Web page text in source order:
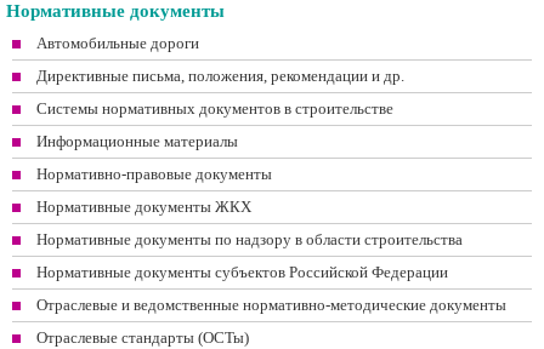
Нормативные документы
Автомобильные дороги
Директивные письма, положения, рекомендации и др.
Системы нормативных документов в строительстве
Информационные материалы
Нормативно-правовые документы
Нормативные документы ЖКХ
Нормативные документы по надзору в области строительства
Нормативные документы субъектов Российской Федерации
Отраслевые и ведомственные нормативно-методические документы
Отраслевые стандарты (ОСТы)